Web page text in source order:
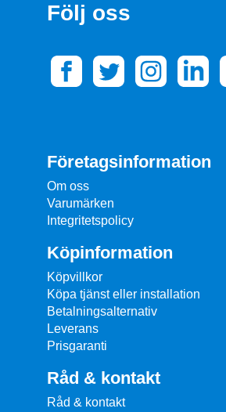
Följ oss
Företagsinformation
Om oss
Varumärken
Integritetspolicy
Köpinformation
Köpvillkor
Köpa tjänst eller installation
Betalningsalternativ
Leverans
Prisgaranti
Råd & kontakt
Råd & kontakt